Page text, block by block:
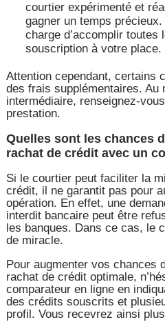
courtier expérimenté et
gagner un temps
charge d’accomplir
souscription à votre place.
Attention cependant, certains
des frais supplémentaires. Au
intermédiaire, renseignez-
prestation.
Quelles sont les chances
rachat de crédit avec un
Si le courtier peut faciliter la
crédit, il ne garantit pas pour
opération. En effet, une
interdit bancaire peut être
les banques. Dans ce cas, le
de miracle.
Pour augmenter vos chances
rachat de crédit optimale,
comparateur en ligne en
des crédits souscrits et
profil. Vous recevrez ainsi